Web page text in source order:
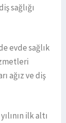
sağlığı
evde sağlık
ağız ve diş
ilk altı